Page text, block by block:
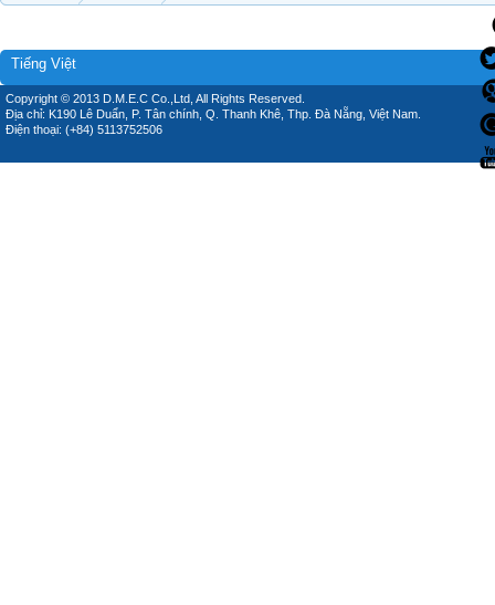
Tiếng Việt
Copyright © 2013 D.M.E.C Co.,Ltd, All Rights Reserved.
Địa chỉ: K190 Lê Duẩn, P. Tân chính, Q. Thanh Khê, Thp. Đà Nẵng, Việt Nam.
Điện thoại: (+84) 5113752506